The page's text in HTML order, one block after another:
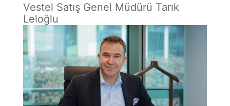
Vestel Satış Genel Müdürü Tarık
Leloğlu